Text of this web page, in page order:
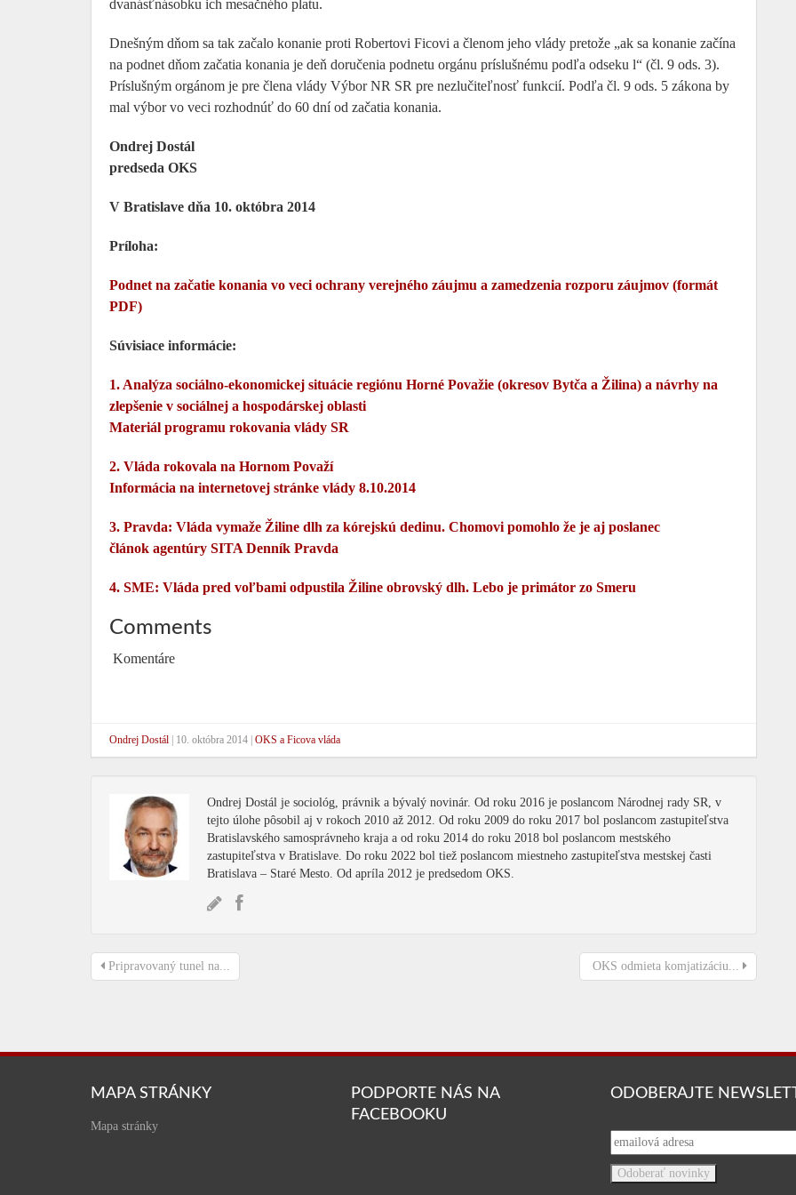
dvanásťnásobku ich mesačného platu.
Dnešným dňom sa tak začalo konanie proti Robertovi Ficovi a členom jeho vlády pretože „ak sa konanie začína
na podnet dňom začatia konania je deň doručenia podnetu orgánu príslušnému podľa odseku l“ (čl. 9 ods. 3).
Príslušným orgánom je pre člena vlády Výbor NR SR pre nezlučiteľnosť funkcií. Podľa čl. 9 ods. 5 zákona by
mal výbor vo veci rozhodnúť do 60 dní od začatia konania.
Ondrej Dostál
predseda OKS
V Bratislave dňa 10. októbra 2014
Príloha:
Podnet na začatie konania vo veci ochrany verejného záujmu a zamedzenia rozporu záujmov (formát
PDF)
Súvisiace informácie:
1. Analýza sociálno-ekonomickej situácie regiónu Horné Považie (okresov Bytča a Žilina) a návrhy na
zlepšenie v sociálnej a hospodárskej oblasti
Materiál programu rokovania vlády SR
2. Vláda rokovala na Hornom Považí
Informácia na internetovej stránke vlády 8.10.2014
3. Pravda: Vláda vymaže Žiline dlh za kórejskú dedinu. Chomovi pomohlo že je aj poslanec
článok agentúry SITA Denník Pravda
4. SME: Vláda pred voľbami odpustila Žiline obrovský dlh. Lebo je primátor zo Smeru
Comments
Komentáre
Ondrej Dostál 10. októbra 2014 OKS a Ficova vláda
Ondrej Dostál je sociológ, právnik a bývalý novinár. Od roku 2016 je poslancom Národnej rady SR, v
tejto úlohe pôsobil aj v rokoch 2010 až 2012. Od roku 2009 do roku 2017 bol poslancom zastupiteľstva
Bratislavského samosprávneho kraja a od roku 2014 do roku 2018 bol poslancom mestského
zastupiteľstva v Bratislave. Do roku 2022 bol tiež poslancom miestneho zastupiteľstva mestskej časti
Bratislava – Staré Mesto. Od apríla 2012 je predsedom OKS.
Pripravovaný tunel na... OKS odmieta komjatizáciu...
MAPA STRÁNKY
Mapa stránky
PODPORTE NÁS NA
FACEBOOKU
ODOBERAJTE